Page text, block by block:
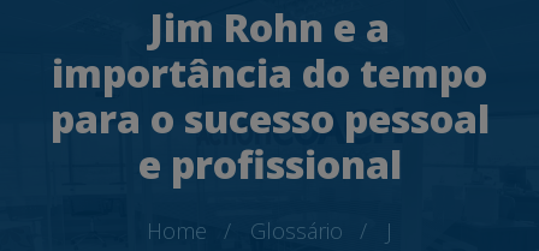
Jim Rohn e a
importância do tempo
para o sucesso pessoal
e profissional
Home Glossário
J